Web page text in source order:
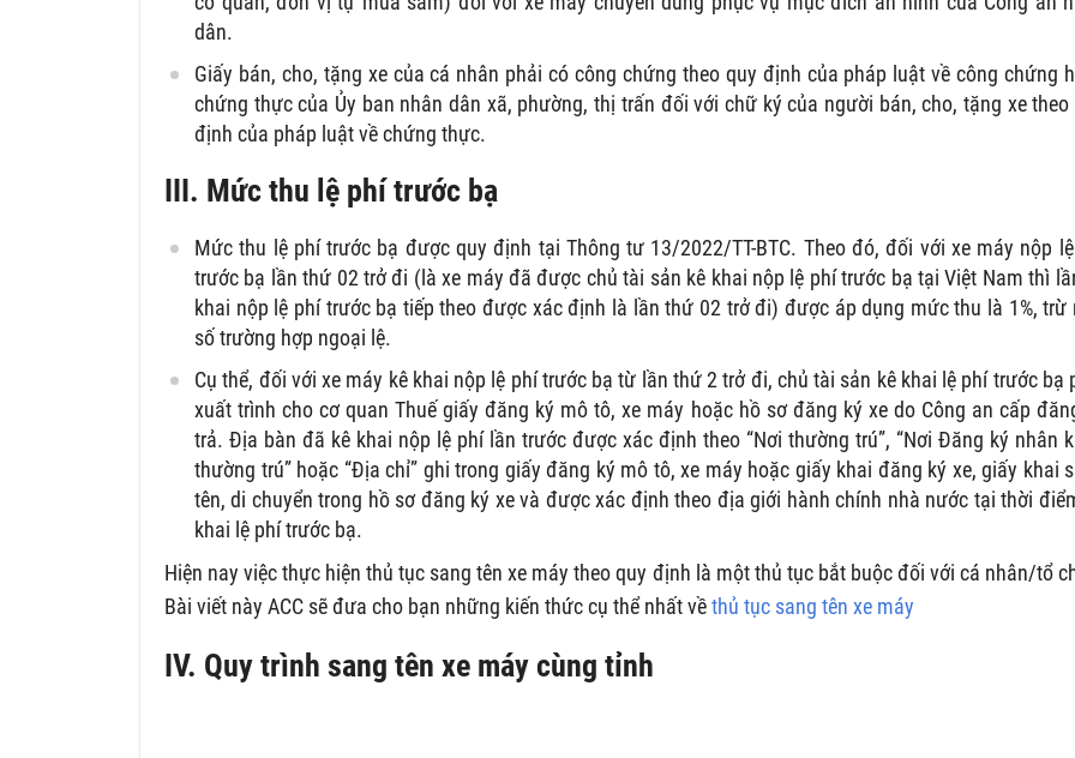
dân.
Giấy bán, cho, tặng xe của cá nhân phải có công chứng theo quy định của pháp luật về công chứng
chứng thực của Ủy ban nhân dân xã, phường, thị trấn đối với chữ ký của người bán, cho, tặng xe theo
định của pháp luật về chứng thực.
III. Mức thu lệ phí trước bạ
Mức thu lệ phí trước bạ được quy định tại Thông tư 13/2022/TT-BTC. Theo đó, đối với xe máy nộp
trước bạ lần thứ 02 trở đi (là xe máy đã được chủ tài sản kê khai nộp lệ phí trước bạ tại Việt Nam thì
khai nộp lệ phí trước bạ tiếp theo được xác định là lần thứ 02 trở đi) được áp dụng mức thu là 1%, trừ
số trường hợp ngoại lệ.
Cụ thể, đối với xe máy kê khai nộp lệ phí trước bạ từ lần thứ 2 trở đi, chủ tài sản kê khai lệ phí trước bạ
xuất trình cho cơ quan Thuế giấy đăng ký mô tô, xe máy hoặc hồ sơ đăng ký xe do Công an cấp
trả. Địa bàn đã kê khai nộp lệ phí lần trước được xác định theo “Nơi thường trú”, “Nơi Đăng ký nhân
thường trú” hoặc “Địa chỉ” ghi trong giấy đăng ký mô tô, xe máy hoặc giấy khai đăng ký xe, giấy khai
tên, di chuyển trong hồ sơ đăng ký xe và được xác định theo địa giới hành chính nhà nước tại thời
khai lệ phí trước bạ.
Hiện nay việc thực hiện thủ tục sang tên xe máy theo quy định là một thủ tục bắt buộc đối với cá nhân/tổ
Bài viết này ACC sẽ đưa cho bạn những kiến thức cụ thể nhất vềthủ tục sang tên xe máy
IV. Quy trình sang tên xe máy cùng tỉnh